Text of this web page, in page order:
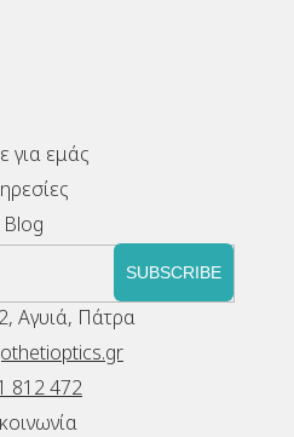
για εμάς
Blog
SUBSCRIBE
Αγυιά, Πάτρα
812 472